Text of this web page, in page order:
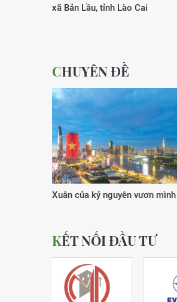
xã Bản Lầu, tỉnh Lào Cai
CHUYÊN ĐỀ
Xuân của kỷ nguyên vươn mình
KẾT NỐI ĐẦU TƯ